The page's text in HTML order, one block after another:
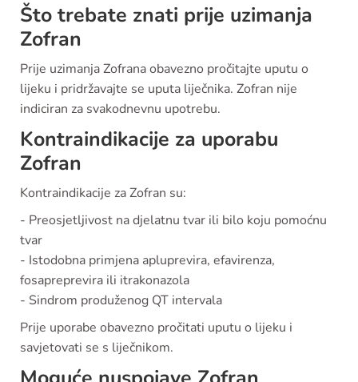
Što trebate znati prije uzimanja
Zofran
Prije uzimanja Zofrana obavezno pročitajte uputu o
lijeku i pridržavajte se uputa liječnika. Zofran nije
indiciran za svakodnevnu upotrebu.
Kontraindikacije za uporabu
Zofran
Kontraindikacije za Zofran su:
- Preosjetljivost na djelatnu tvar ili bilo koju pomoćnu
tvar
- Istodobna primjena apluprevira, efavirenza,
fosapreprevira ili itrakonazola
- Sindrom produženog QT intervala
Prije uporabe obavezno pročitati uputu o lijeku i
savjetovati se s liječnikom.